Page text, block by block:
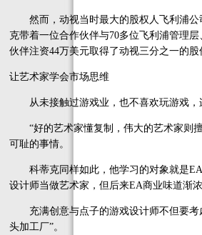
然而，动视当时最大的股权人飞利浦公
克带着一位合作伙伴与70多位飞利浦管理
伙伴注资44万美元取得了动视三分之一的
让艺术家学会市场思维
从未接触过游戏业，也不喜欢玩游戏，
“好的艺术家懂复制，伟大的艺术家则擅
可耻的事情。
科蒂克同样如此，他学习的对象就是EA
设计师当做艺术家，但后来EA商业味道渐
充满创意与点子的游戏设计师不但要考
头加工厂”。